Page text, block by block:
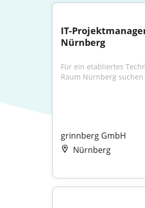
IT-
Nürnberg
Für ein etabliertes
Raum Nürnberg
grinnberg GmbH
Nürnberg